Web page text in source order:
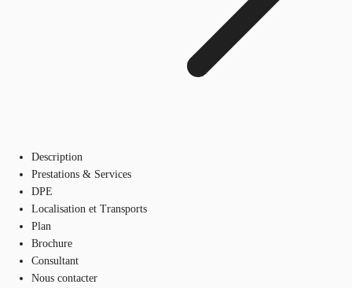
Description
Prestations & Services
DPE
Localisation et Transports
Plan
Brochure
Consultant
Nous contacter